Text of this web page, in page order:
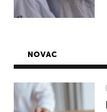
NOVAC